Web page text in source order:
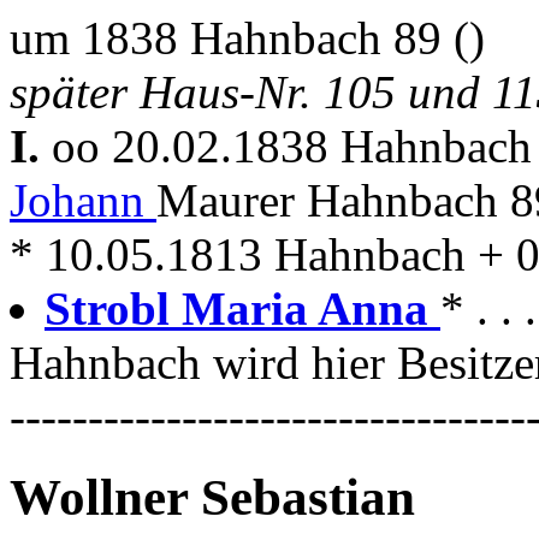
um 1838 Hahnbach 89 ()
später Haus-Nr. 105 und
I. oo 20.02.1838
Johann Maurer Hahnbach
* 10.05.1813 Hahnbach +
Strobl Maria Anna * . .
Hahnbach wird hier
Wollner Sebastian